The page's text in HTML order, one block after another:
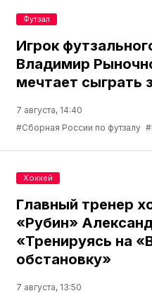
Игрок
Владимир
мечтает сыграть
7 августа, 14:40
#Сборная России по футзалу
Футзал
Главный тренер
«Рубин»
«Тренируясь на
обстановку»
7 августа, 13:50
Хоккей